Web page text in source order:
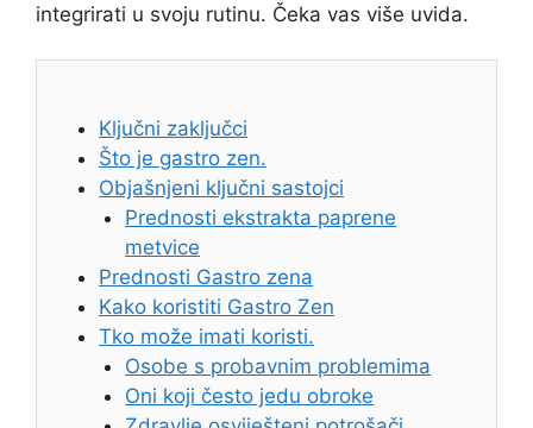
integrirati u svoju rutinu. Čeka vas više uvida.
Ključni zaključci
Što je gastro zen.
Objašnjeni ključni sastojci
Prednosti ekstrakta paprene
metvice
Prednosti Gastro zena
Kako koristiti Gastro Zen
Tko može imati koristi.
Osobe s probavnim problemima
Oni koji često jedu obroke